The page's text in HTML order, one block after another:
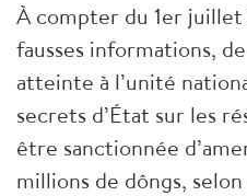
À compter du 1er
fausses informations,
atteinte à l’unité
secrets d’État sur les
être sanctionnée
millions de dôngs,